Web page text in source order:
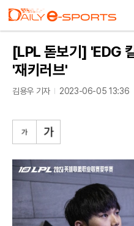
[LPL 돋보기] 'EDG
'재키러브'
김용우 기자 2023-06-05 13:36